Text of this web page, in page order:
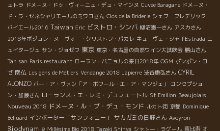
ュトラ ドメーヌ・ドゥ・ヴィーニュ・デュ・マインヌ Cuvée Baragane ドメーヌ・
ド・ラ・セネシャリエールのミワコさん Clos de la Briderie シェフ フレデリック
バイエール2016 Taiwan Eric ビストロ・シンバ 柳沼憲一さん アスカさん
2018年ボジョレ・ヌーヴォー・クリストフ・パカレ キューヴェ・シャ l'Estrada ニ
ュイタージュ サン・ジョゼフ 東京 東京・名古屋の自然ワイン大試飲会 勝山さん
Tan san Paris restaurant ローラン・バニョルの来日2018年 OGM ポンポン・ロ
ゼ 南仏 Les gens de Métiers Vendange 2018 Lapierre 渋谷康弘さん CYRIL
ALONZO バー・ア・ヴァン「ア・ボワール・エ・ア・マンジェ」
コンセプショ
ン・加藤さん ローランス・エ・レミ・デュフェートル St Emilion Beaujolais
Nouveau 2018 ドメーヌ・ル・ブ・デュ・モンド ルカト街 京都 Dominique
Belluard インポーター「サンフォニー」 サカガミの日野さん Aveyron
Biodynamie Millésime Bio 2018 Tazaki Shinya シャトー・ラゲール 恵比寿 オ